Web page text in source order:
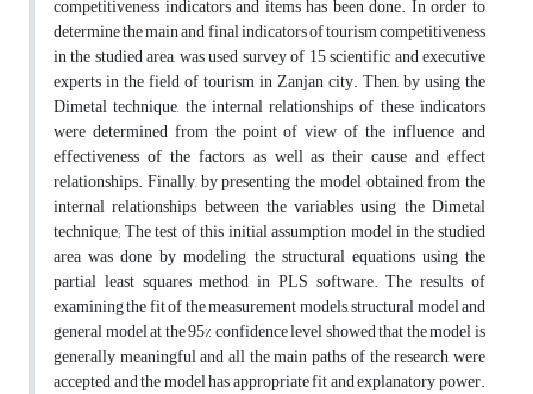
competitiveness indicators and items has been done. In order to
determine the main and final indicators of tourism competitiveness
in the studied area, was used survey of 15 scientific and executive
experts in the field of tourism in Zanjan city. Then, by using the
Dimetal technique, the internal relationships of these indicators
were determined from the point of view of the influence and
effectiveness of the factors, as well as their cause and effect
relationships. Finally, by presenting the model obtained from the
internal relationships between the variables using the Dimetal
technique; The test of this initial assumption model in the studied
area was done by modeling the structural equations using the
partial least squares method in PLS software. The results of
examining the fit of the measurement models, structural model and
general model at the 95% confidence level showed that the model is
generally meaningful and all the main paths of the research were
accepted and the model has appropriate fit and explanatory power.